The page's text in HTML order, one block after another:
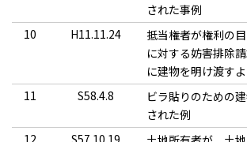
された事例
10
H11.11.24
抵当権者が権利の
に対する妨害排除
に建物を明け渡す
11
S58.4.8
ビラ貼りのための
された例
12
S57.10.19